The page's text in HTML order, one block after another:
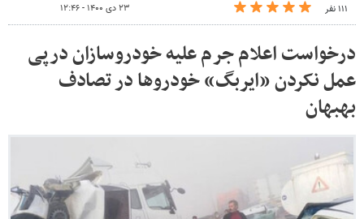
۱۱۱ نفر ۲۳ دی ۱۴۰۰ - ۱۲:۴۶
درخواست اعلام جرم علیه خودروسازان درپی
عمل نکردن «ایربگ» خودروها در تصادف
بهبهان